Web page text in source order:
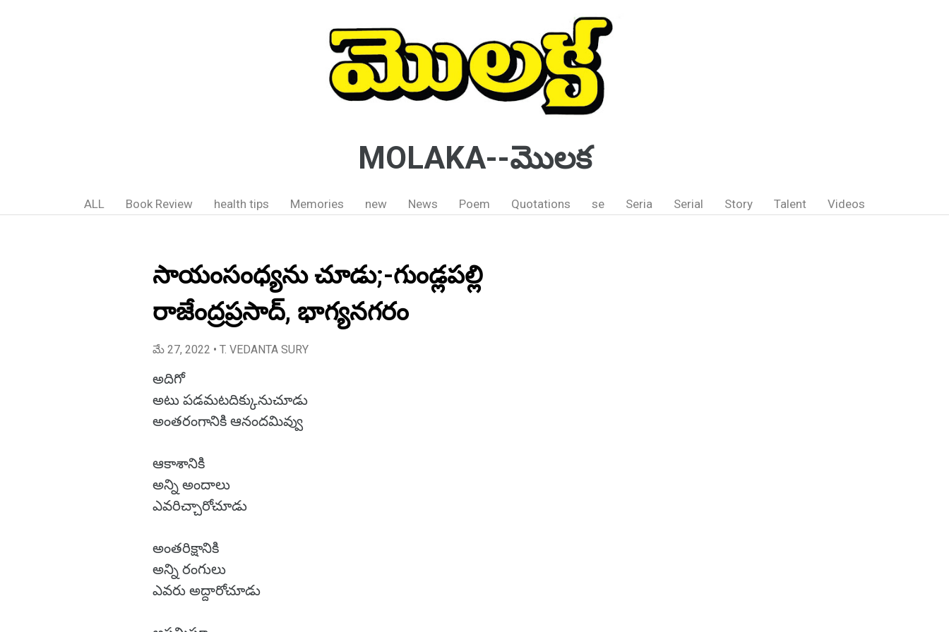
MOLAKA--మొలక
ALL Book Review health tips Memories new News Poem Quotations se Seria Serial Story Talent Videos
సాయంసంధ్యను చూడు;-గుండ్లపల్లి
రాజేంద్రప్రసాద్, భాగ్యనగరం
మే 27, 2022 • T. VEDANTA SURY
అదిగో
అటు పడమటదిక్కునుచూడు
అంతరంగానికి ఆనందమివ్వు
ఆకాశానికి
అన్ని అందాలు
ఎవరిచ్చారోచూడు
అంతరిక్షానికి
అన్ని రంగులు
ఎవరు అద్దారోచూడు